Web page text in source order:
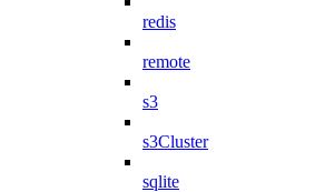
redis
remote
s3
s3Cluster
sqlite